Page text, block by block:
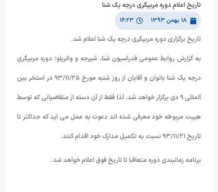
تاریخ اعلام دوره مربیگری درجه یک شنا
۱۸ بهمن ۱۳۹۳ ۱۶:۲۳
تاریخ برگزاری دوره مربیگری درجه یک شنا اعلام شد.
به گزارش روابط عمومی فدراسیون شنا، شیرجه و واترپلو؛ دوره مربیگری
درجه یک شنا بانوان و آقایان از روز شنبه مورخ ۹۳/۱۱/۲۵ در استخر بین
المللی ۹ دی برگزار خواهد شد. لذا فقط از آن دسته از متقاضیانی که توسط
هییت مربوطه خود معرفی شده اند دعوت به عمل می آید که حداکثر تا
تاریخ ۹۳/۱۱/۲۱ نسبت به تکمیل مدارک خود اقدام کنند.
برنامه زمانبندی دوره متعاقبا تا تاریخ فوق اعلام خواهد شد.